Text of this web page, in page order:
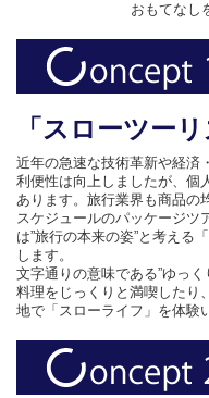
おもてなし
「スローツー
近年の急速な技術革新や経済
利便性は向上しましたが、個
あります。旅行業界も商品の
スケジュールのパッケージツ
は”旅行の本来の姿”と考える
します。
文字通りの意味である”ゆっ
料理をじっくりと満喫したり
地で「スローライフ」を体験